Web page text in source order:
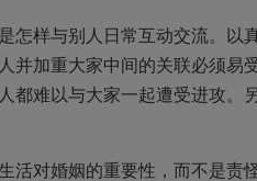
怎样与别人日常互动交流。以
并加重大家中间的关联必须易
都难以与大家一起遭受进攻。
活对婚姻的重要性，而不是责